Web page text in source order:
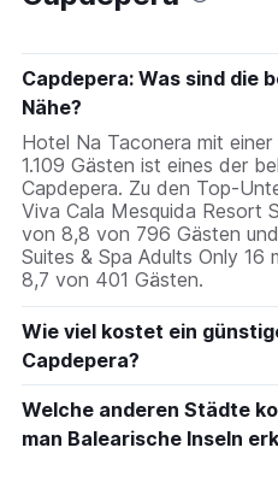
Capdepera: Was sind die
Nähe?
Hotel Na Taconera mit
1.109 Gästen ist eines der
Capdepera. Zu den Top-
Viva Cala Mesquida Resort
von 8,8 von 796 Gästen
Suites & Spa Adults Only 16
8,7 von 401 Gästen.
Wie viel kostet ein
Capdepera?
Welche anderen Städte
man Balearische Inseln